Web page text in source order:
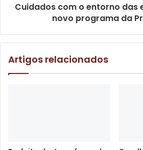
Cuidados com o entorno das
novo programa da
Artigos relacionados